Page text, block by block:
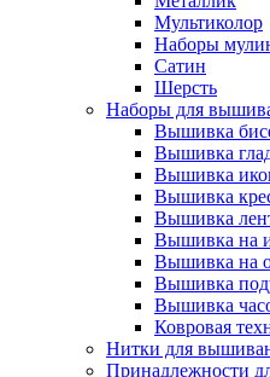
Мультиколор
Наборы
Сатин
Шерсть
Наборы для
Вышивка
Вышивка
Вышивка
Вышивка
Вышивка
Вышивка на
Вышивка на
Вышивка
Вышивка
Ковровая
Нитки для
Принадлежности